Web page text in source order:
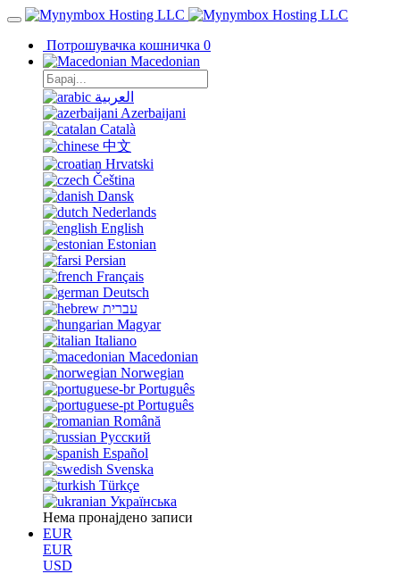
Потрошувачка кошничка 0
Macedonian
العربية
Azerbaijani
Català
中文
Hrvatski
Čeština
Dansk
Nederlands
English
Estonian
Persian
Français
Deutsch
עברית
Magyar
Italiano
Macedonian
Norwegian
Português
Português
Română
Русский
Español
Svenska
Türkçe
Українська
Нема пронајдено записи
EUR
EUR
USD